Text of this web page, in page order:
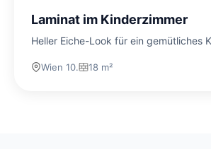
Laminat im Kinderzimmer
Heller Eiche-Look für ein gemütliches
Wien 10. 18 m²